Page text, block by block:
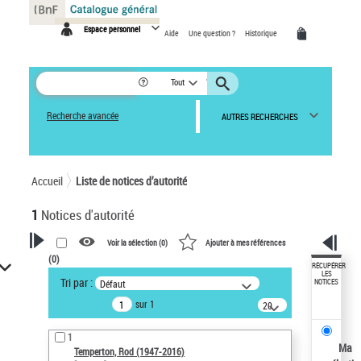
Espace personnel Aide Une question ? Historique
Tout
Recherche avancée AUTRES RECHERCHES
Accueil Liste de notices d’autorité
1 Notices d'autorité
VOTRE RECHERCHE
Recherche avancée dans les
notices d’autorité
Œuvres liées à l'auteur :
Temperton, Rod (1947-2016)
Voir la sélection (0) Ajouter à mes références
(0)
Tri par : Défaut
sur 1
20
résultats/page
1
Temperton, Rod (1947-2016)
RÉCUPÉRER
LES
NOTICES
Ma
Panneau de gestion des cookies